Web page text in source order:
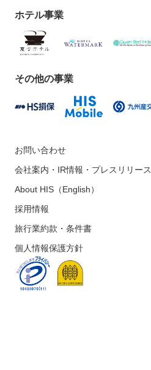
ホテル事業
その他の事業
お問い合わせ
会社案内・IR情報・プレスリリース
About HIS（English）
採用情報
旅行業約款・条件書
個人情報保護方針